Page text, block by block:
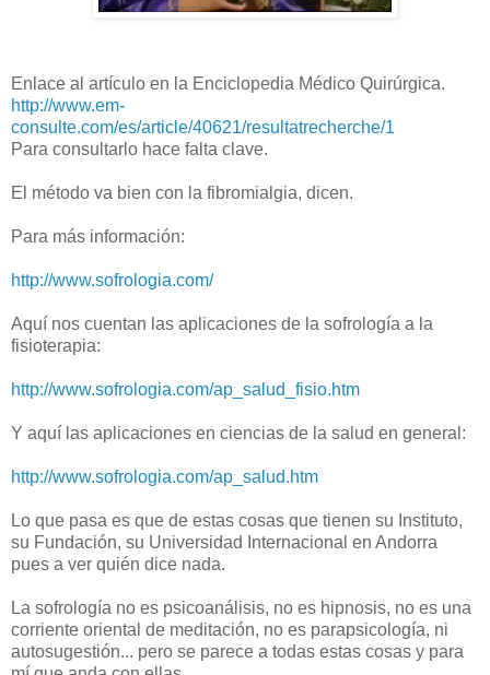
Enlace al artículo en la Enciclopedia Médico Quirúrgica.
http://www.em-
consulte.com/es/article/40621/resultatrecherche/1
Para consultarlo hace falta clave.
El método va bien con la fibromialgia, dicen.
Para más información:
http://www.sofrologia.com/
Aquí nos cuentan las aplicaciones de la sofrología a la
fisioterapia:
http://www.sofrologia.com/ap_salud_fisio.htm
Y aquí las aplicaciones en ciencias de la salud en general:
http://www.sofrologia.com/ap_salud.htm
Lo que pasa es que de estas cosas que tienen su Instituto,
su Fundación, su Universidad Internacional en Andorra
pues a ver quién dice nada.
La sofrología no es psicoanálisis, no es hipnosis, no es una
corriente oriental de meditación, no es parapsicología, ni
autosugestión... pero se parece a todas estas cosas y para